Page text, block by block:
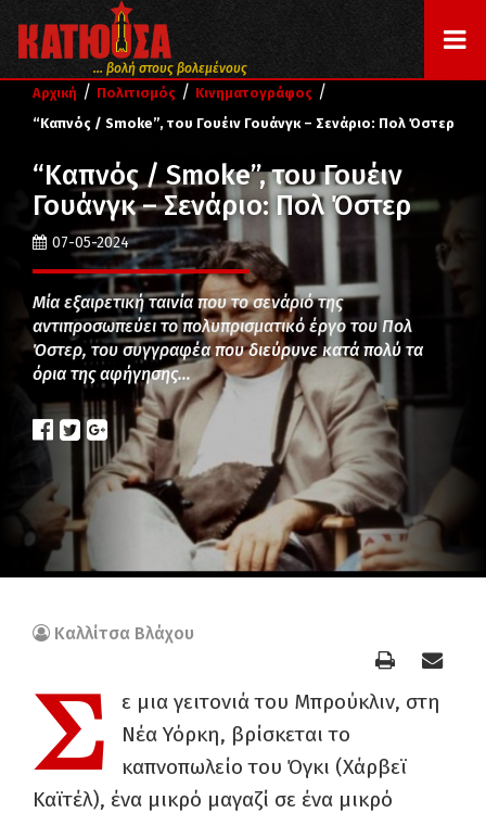
... βολή στους βολεμένους
Αρχική / Πολιτισμός / Κινηματογράφος /
“Καπνός / Smoke”, του Γουέιν Γουάνγκ – Σενάριο: Πολ Όστερ
“Καπνός / Smoke”, του Γουέιν
Γουάνγκ – Σενάριο: Πολ Όστερ
07-05-2024
Μία εξαιρετική ταινία που το σενάριό της
αντιπροσωπεύει το πολυπρισματικό έργο του Πολ
Όστερ, του συγγραφέα που διεύρυνε κατά πολύ τα
όρια της αφήγησης…
Καλλίτσα Βλάχου
Σ
ε μια γειτονιά του Μπρούκλιν, στη
Νέα Υόρκη, βρίσκεται το
καπνοπωλείο του Όγκι (Χάρβεϊ
Καϊτέλ), ένα μικρό μαγαζί σε ένα μικρό